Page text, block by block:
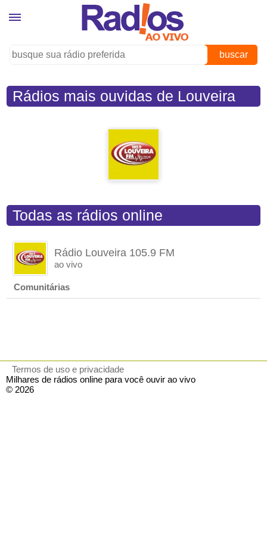
buscar
Rádios mais ouvidas de Louveira
Todas as rádios online
Rádio Louveira 105.9 FM
ao vivo
Comunitárias
Termos de uso e privacidade
Milhares de rádios online para você ouvir ao vivo
© 2026